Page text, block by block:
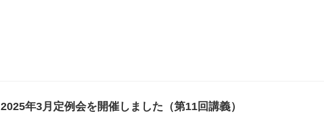
2025年3月定例会を開催しました（第11回講義）